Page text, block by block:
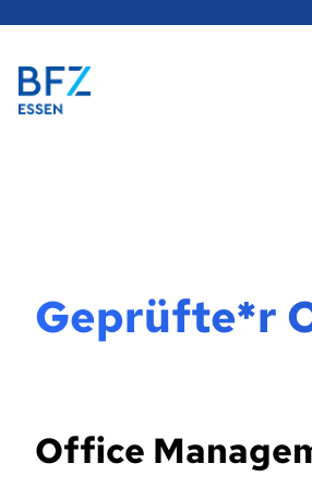
Seite
anspringen
Zur Startseite
Geprüfte*r
Office